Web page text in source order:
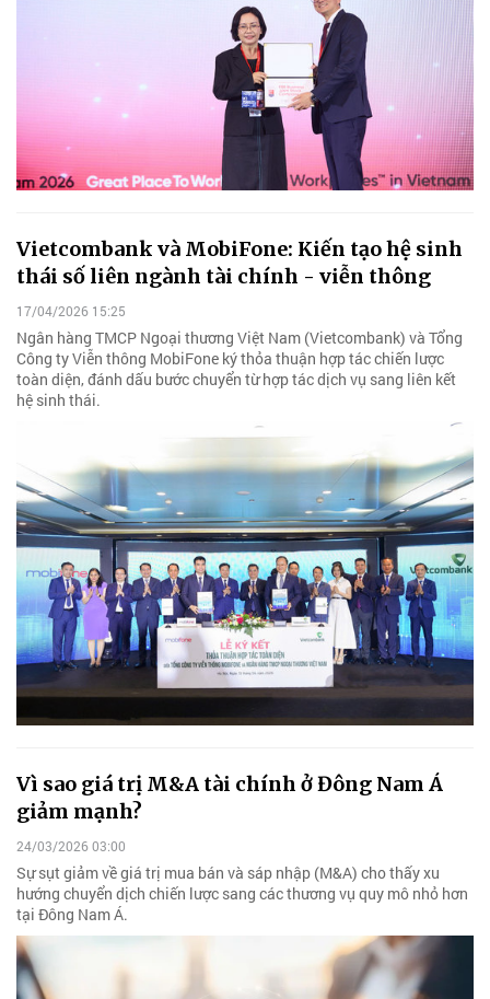
Vietcombank và MobiFone: Kiến tạo hệ sinh
thái số liên ngành tài chính - viễn thông
17/04/2026 15:25
Ngân hàng TMCP Ngoại thương Việt Nam (Vietcombank) và Tổng
Công ty Viễn thông MobiFone ký thỏa thuận hợp tác chiến lược
toàn diện, đánh dấu bước chuyển từ hợp tác dịch vụ sang liên kết
hệ sinh thái.
Vì sao giá trị M&A tài chính ở Đông Nam Á
giảm mạnh?
24/03/2026 03:00
Sự sụt giảm về giá trị mua bán và sáp nhập (M&A) cho thấy xu
hướng chuyển dịch chiến lược sang các thương vụ quy mô nhỏ hơn
tại Đông Nam Á.